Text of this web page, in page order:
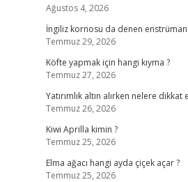
Ağustos 4, 2026
İngiliz kornosu da denen
Temmuz 29, 2026
Köfte yapmak için hangi kıyma ?
Temmuz 27, 2026
Yatırımlık altın alırken nelere dikkat
Temmuz 26, 2026
Kiwi Aprilla kimin ?
Temmuz 25, 2026
Elma ağacı hangi ayda çiçek açar ?
Temmuz 25, 2026